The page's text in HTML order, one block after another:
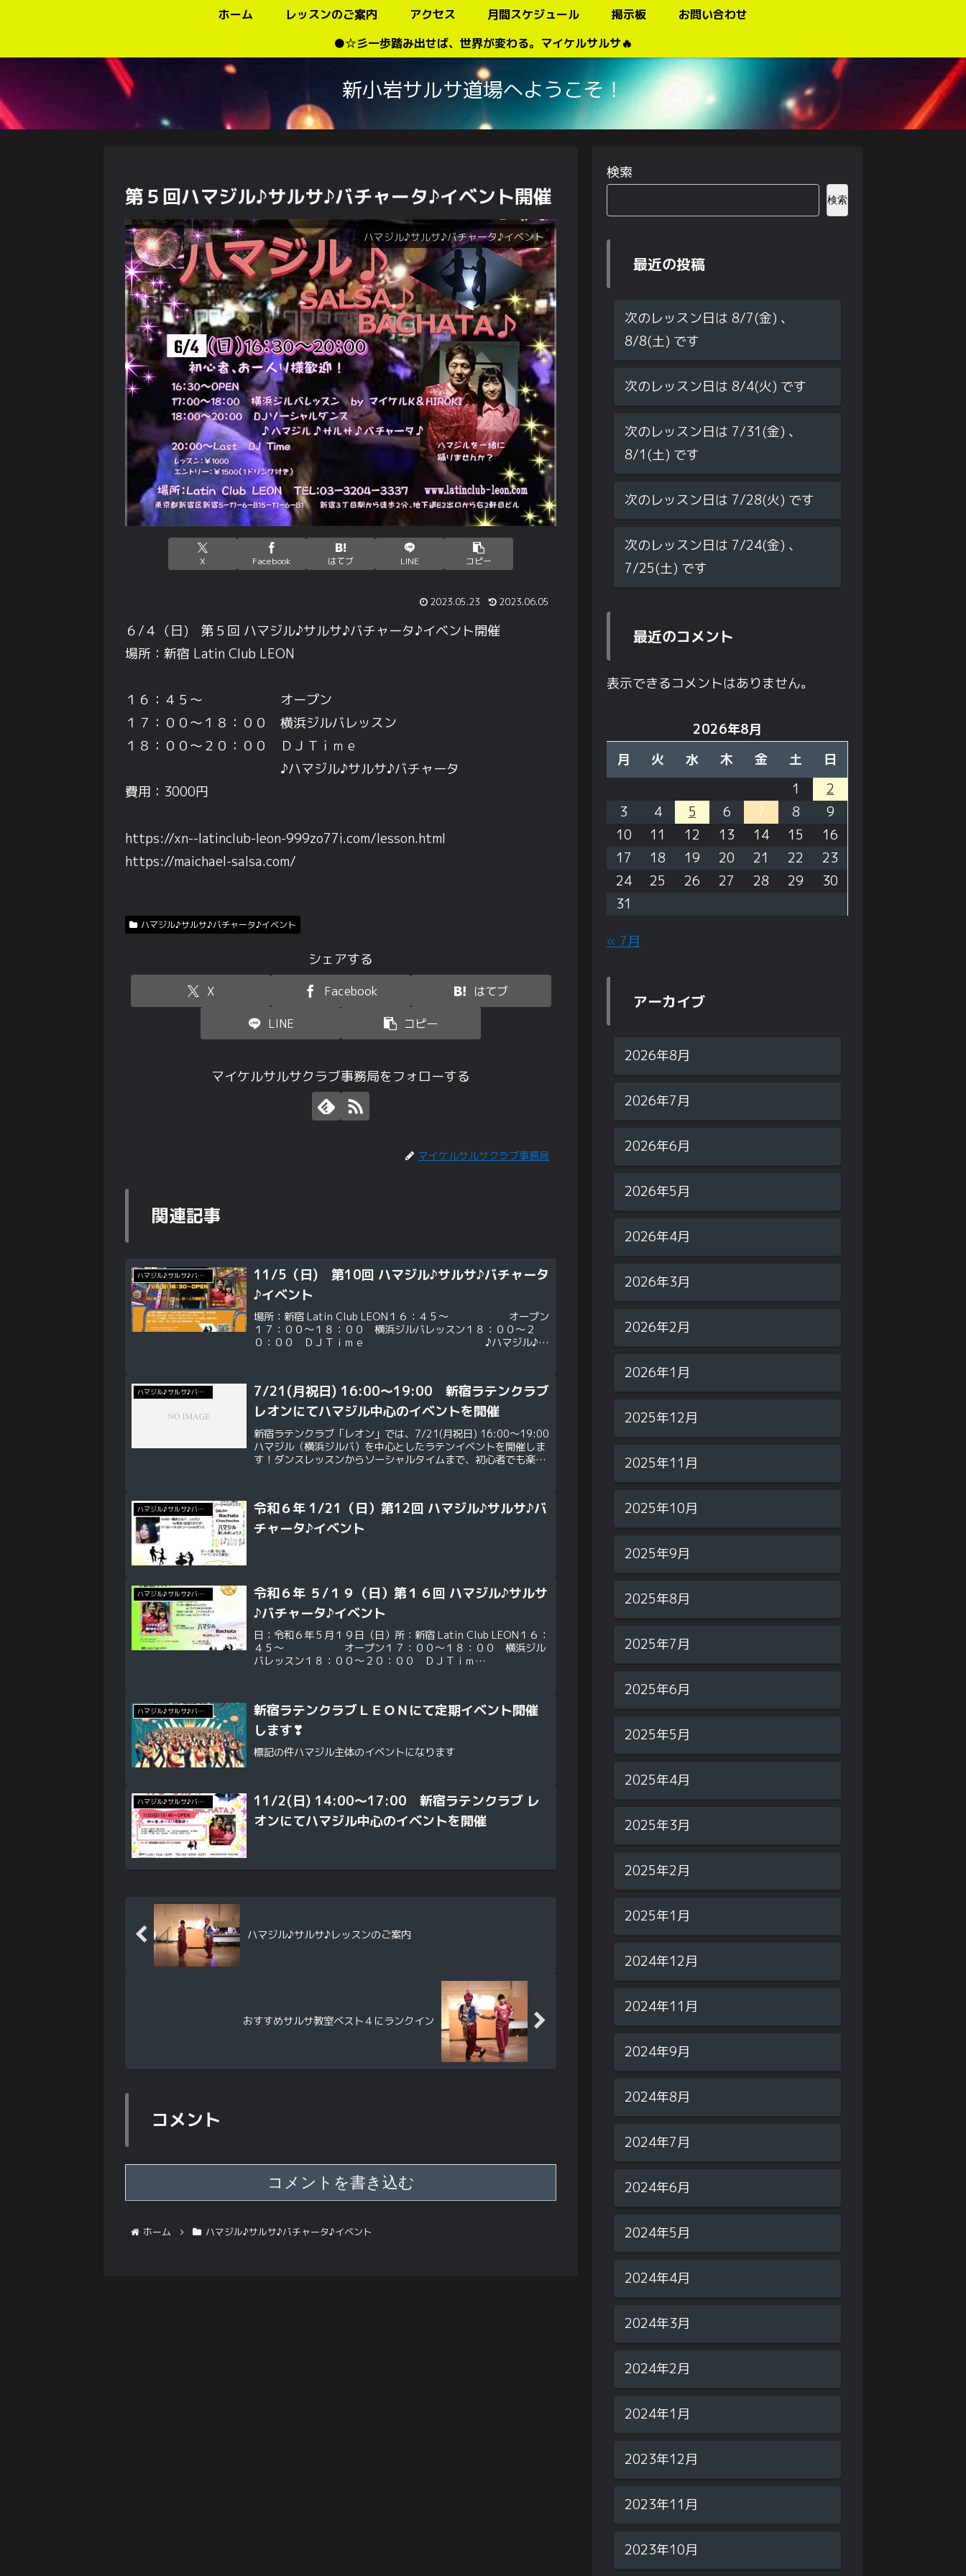
新小岩サルサ道場へようこそ！
ホーム レッスンのご案内 アクセス 月間スケジュール 掲示板
お問い合わせ
●☆彡一歩踏み出せば、世界が変わる。マイケルサルサ🔥
第５回ハマジル♪サルサ♪バチャータ♪イベント開催
ハマジル♪サルサ♪バチャータ♪イベント
X Facebook はてブ LINE コピー
2023.05.23 2023.06.05
６/４（日) 第５回 ハマジル♪サルサ♪バチャータ♪イベント開催
場所：新宿 Latin Club LEON
１６：４５～ オープン
１７：００～１８：００ 横浜ジルバレッスン
１８：００～２０：００ ＤＪＴｉｍｅ
♪ハマジル♪サルサ♪バチャータ
費用：3000円
https://xn--latinclub-leon-999zo77i.com/lesson.html
https://maichael-salsa.com/
ハマジル♪サルサ♪バチャータ♪イベント
シェアする
X Facebook はてブ
LINE コピー
マイケルサルサクラブ事務局をフォローする
マイケルサルサクラブ事務局
関連記事
ハマジル♪サルサ♪バチャータ♪イベント
11/5（日) 第10回 ハマジル♪サルサ♪バチャータ
♪イベント
場所：新宿 Latin Club LEON１６：４５～ オープン
１７：００～１８：００ 横浜ジルバレッスン１８：００～２
０：００ ＤＪＴｉｍｅ ♪ハマジル♪サ
ハマジル♪サルサ♪バチャータ♪イベント
7/21(月祝日) 16:00～19:00 新宿ラテンクラブ
レオンにてハマジル中心のイベントを開催
新宿ラテンクラブ「レオン」では、7/21(月祝日) 16:00～19:00
ハマジル（横浜ジルバ）を中心としたラテンイベントを開催しま
す！ダンスレッスンからソーシャルタイムまで、初心者でも楽し
ハマジル♪サルサ♪バチャータ♪イベント
令和６年 1/21（日）第12回 ハマジル♪サルサ♪バ
チャータ♪イベント
ハマジル♪サルサ♪バチャータ♪イベント
令和６年 ５/１９（日）第１６回 ハマジル♪サルサ
♪バチャータ♪イベント
日：令和６年５月１９日（日）所：新宿 Latin Club LEON１６：
４５～ オープン１７：００～１８：００ 横浜ジル
バレッスン１８：００～２０：００ ＤＪＴｉｍ
ハマジル♪サルサ♪バチャータ♪イベント
新宿ラテンクラブＬＥＯＮにて定期イベント開催
します❣
標記の件ハマジル主体のイベントになります
ハマジル♪サルサ♪バチャータ♪イベント
11/2(日) 14:00～17:00 新宿ラテンクラブ レ
オンにてハマジル中心のイベントを開催
ハマジル♪サルサ♪レッスンのご案内
おすすめサルサ教室ベスト４にランクイン
コメント
コメントを書き込む
ホーム ハマジル♪サルサ♪バチャータ♪イベント
検索
検索
最近の投稿
次のレッスン日は 8/7(金) 、
8/8(土) です
次のレッスン日は 8/4(火) です
次のレッスン日は 7/31(金) 、
8/1(土) です
次のレッスン日は 7/28(火) です
次のレッスン日は 7/24(金) 、
7/25(土) です
最近のコメント
表示できるコメントはありません。
2026年8月
月
火 水 木 金 土
日
1
2
3
4 5 6 7 8
9
10
11 12 13 14 15
16
17
18 19 20 21 22
23
24
25 26 27 28 29
30
31
« 7月
アーカイブ
2026年8月
2026年7月
2026年6月
2026年5月
2026年4月
2026年3月
2026年2月
2026年1月
2025年12月
2025年11月
2025年10月
2025年9月
2025年8月
2025年7月
2025年6月
2025年5月
2025年4月
2025年3月
2025年2月
2025年1月
2024年12月
2024年11月
2024年9月
2024年8月
2024年7月
2024年6月
2024年5月
2024年4月
2024年3月
2024年2月
2024年1月
2023年12月
2023年11月
2023年10月